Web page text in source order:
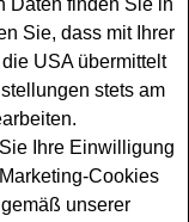
% Herb
und einem
ein solches
Krombacher
müssen Sie
und die Lösung
haben Sie ja
schon einmal fest
Daten finden Sie in
Sie, dass mit Ihrer
USA übermittelt
stets am
Ihre Einwilligung
Cookies
unserer